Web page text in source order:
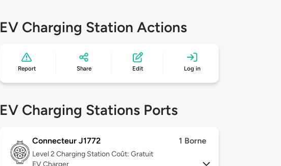
EV Charging Station Actions
Report Share Edit Log in
EV Charging Stations Ports
Connecteur J1772 1 Borne
Level 2 Charging Station Coût: Gratuit